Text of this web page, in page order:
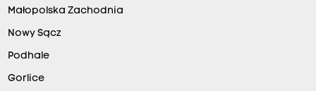
Małopolska Zachodnia
Nowy Sącz
Podhale
Gorlice